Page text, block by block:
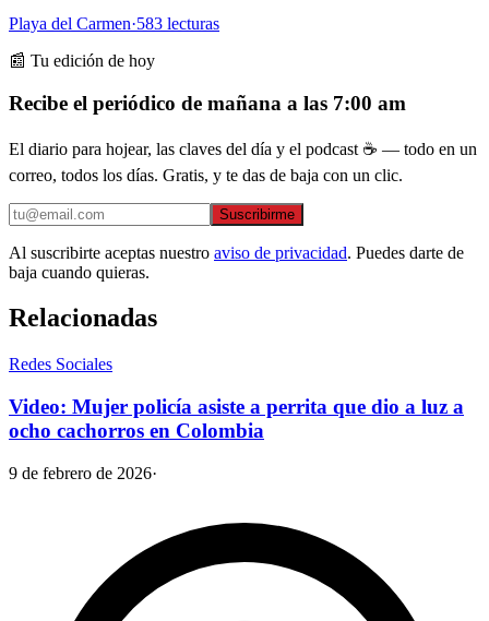
Playa del Carmen·583 lecturas
📰 Tu edición de hoy
Recibe el periódico de mañana a las 7:00 am
El diario para hojear, las claves del día y el podcast ☕ — todo en un
correo, todos los días. Gratis, y te das de baja con un clic.
Suscribirme
Al suscribirte aceptas nuestro aviso de privacidad. Puedes darte de
baja cuando quieras.
Relacionadas
Redes Sociales
Video: Mujer policía asiste a perrita que dio a luz a
ocho cachorros en Colombia
9 de febrero de 2026·